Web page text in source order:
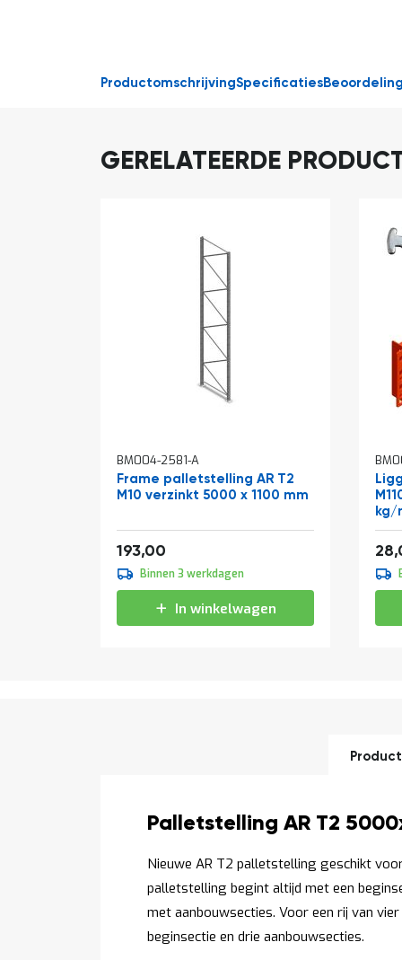
ProductomschrijvingSpecificaties
GERELATEERDE
BM004-2581-A
Frame palletstelling AR T2
M10 verzinkt 5000 x 1100 mm
Vanaf
193,00
Binnen 3 werkdagen
In winkelwagen
kg/
Productomschrijving
Palletstelling AR T2
Nieuwe AR T2 palletstelling geschikt
palletstelling begint altijd met een
met aanbouwsecties. Voor een rij van
beginsectie en drie aanbouwsecties.